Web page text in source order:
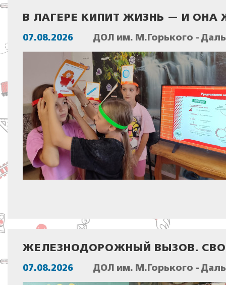
В ЛАГЕРЕ КИПИТ ЖИЗНЬ — И
07.08.2026 ДОЛ им. М.Горького -
ЖЕЛЕЗНОДОРОЖНЫЙ ВЫЗОВ.
07.08.2026 ДОЛ им. М.Горького -